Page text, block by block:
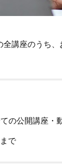
講座のうち
の公開講座・
で